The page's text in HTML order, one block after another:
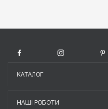
КАТАЛОГ
НАШІ РОБОТИ